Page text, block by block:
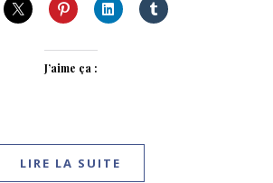
J’aime ça :
LIRE LA SUITE